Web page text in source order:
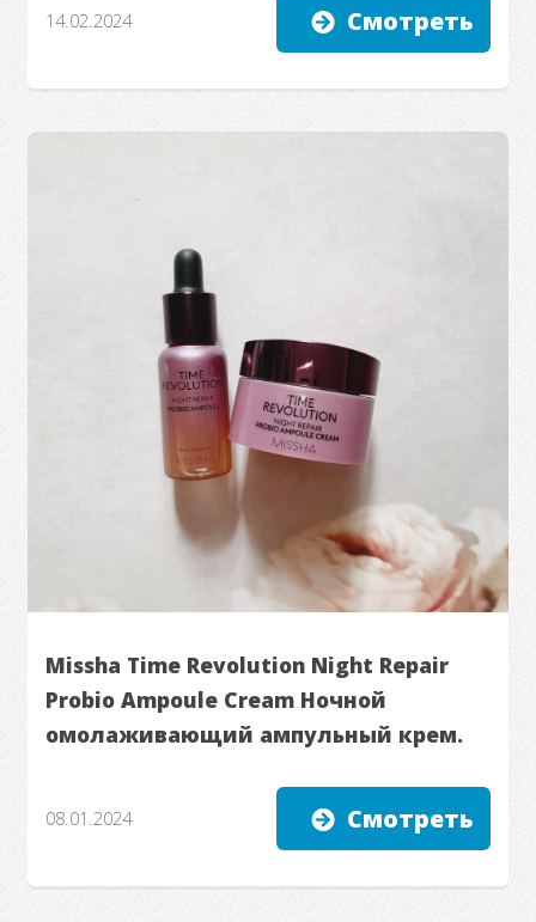
14.02.2024 Смотреть
Missha Time Revolution Night Repair
Probio Ampoule Cream Ночной
омолаживающий ампульный крем.
08.01.2024 Смотреть